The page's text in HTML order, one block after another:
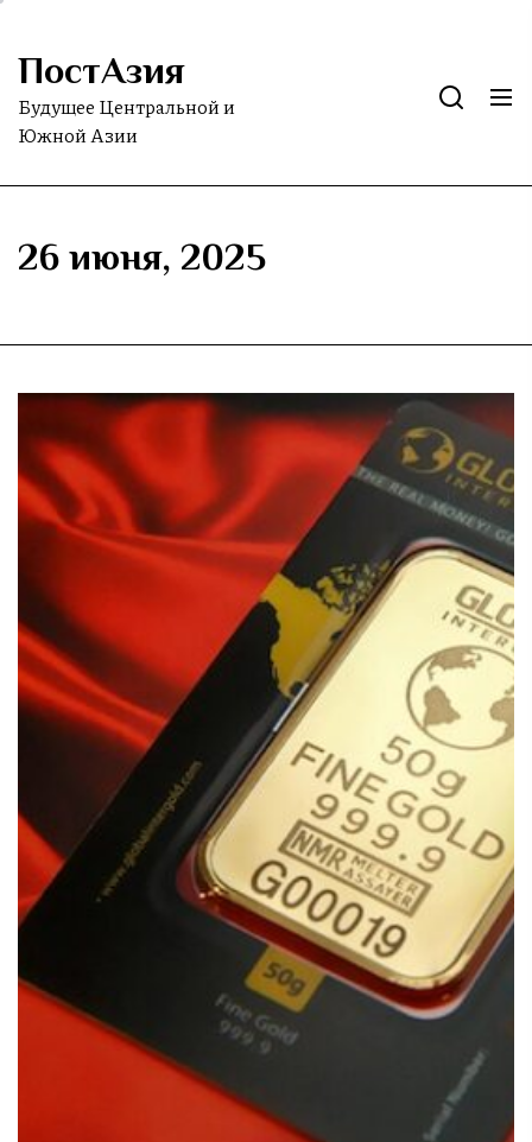
Skip
the
content
ПостАзия
Будущее Центральной и
Южной Азии
26 июня, 2025